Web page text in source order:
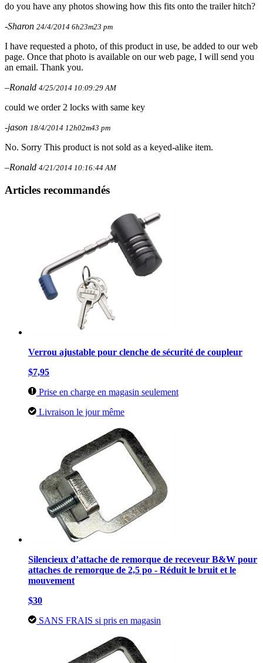
do you have any photos showing how this fits onto the trailer hitch?
-Sharon 24/4/2014 6h23m23 pm
I have requested a photo, of this product in use, be added to our web
page. Once that photo is available on our web page, I will send you
an email. Thank you.
–Ronald 4/25/2014 10:09:29 AM
could we order 2 locks with same key
-jason 18/4/2014 12h02m43 pm
No. Sorry This product is not sold as a keyed-alike item.
–Ronald 4/21/2014 10:16:44 AM
Articles recommandés
Verrou ajustable pour clenche de sécurité de coupleur
$7,95
Prise en charge en magasin seulement
Livraison le jour même
Silencieux d’attache de remorque de receveur B&W pour
attaches de remorque de 2,5 po - Réduit le bruit et le
mouvement
$30
SANS FRAIS si pris en magasin